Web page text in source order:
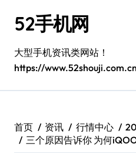
52手机网
大型手机资讯类网站！
https://www.52shouji.com.cn
首页 资讯 行情中心
三个原因告诉你 为何